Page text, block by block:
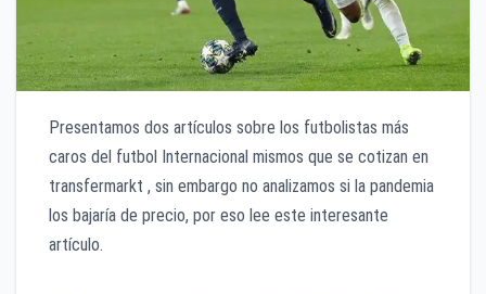
Presentamos dos artículos sobre los futbolistas más
caros del futbol Internacional mismos que se cotizan en
transfermarkt , sin embargo no analizamos si la pandemia
los bajaría de precio, por eso lee este interesante
artículo.